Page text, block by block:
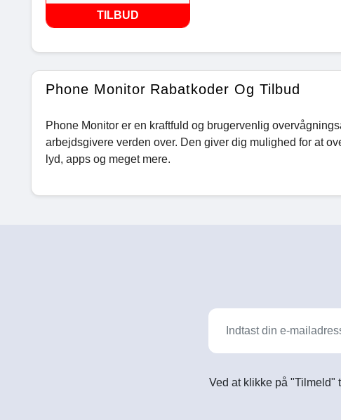
TILBUD
Phone Monitor Rabatkoder Og Tilbud
Phone Monitor er en kraftfuld og brugervenlig
arbejdsgivere verden over. Den giver dig mulighed for at
lyd, apps og meget mere.
Ved at klikke på "Tilmeld"